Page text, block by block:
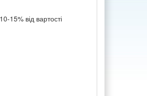
15% від вартості